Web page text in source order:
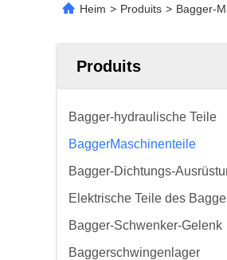
Heim > Produits > Bagger-
Produits
Bagger-hydraulische Teile
BaggerMaschinenteile
Bagger-Dichtungs-
Elektrische Teile des
Bagger-Schwenker-Gelenk
Baggerschwingenlager